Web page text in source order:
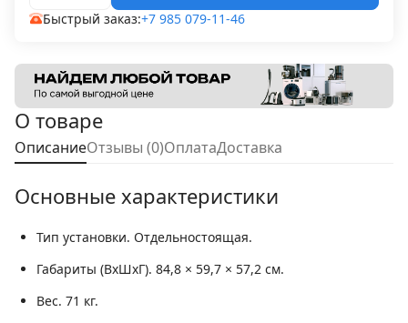
Быстрый заказ:+7 985 079-11-46
О товаре
ОписаниеОтзывы (0)ОплатаДоставка
Основные характеристики
Тип установки. Отдельностоящая.
Габариты (ВхШхГ). 84,8 × 59,7 × 57,2 см.
Вес. 71 кг.